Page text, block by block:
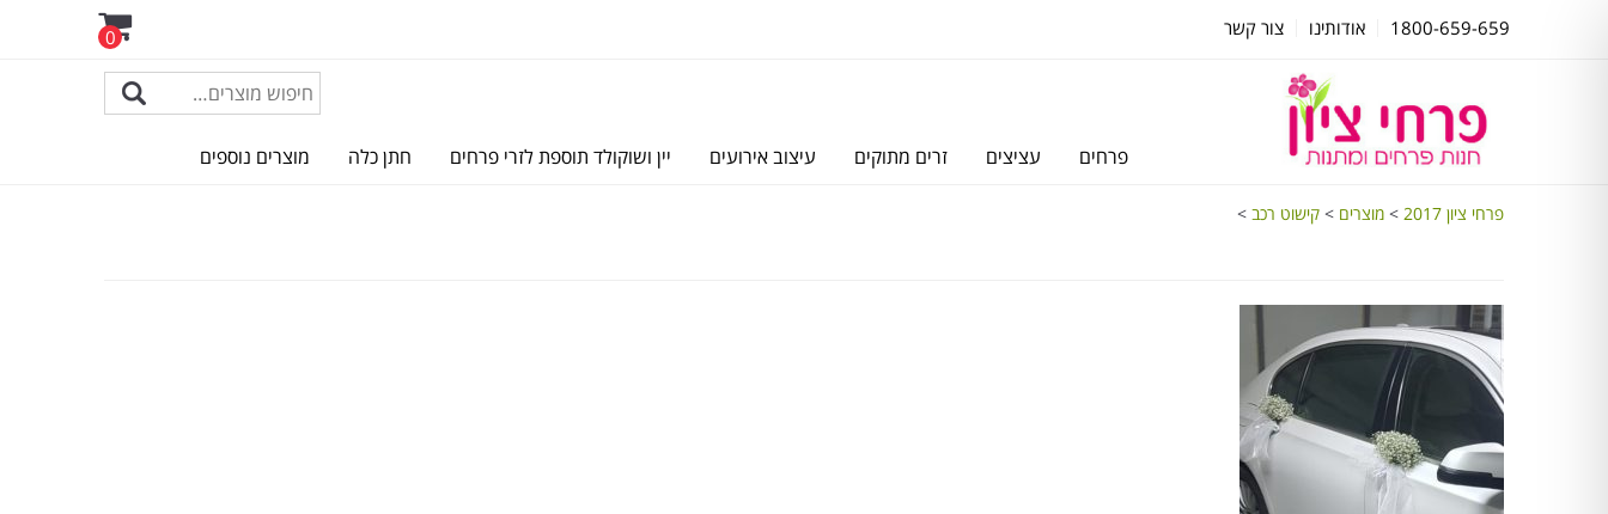
1800-659-659 אודותינו צור קשר 0
פרחים עציצים זרים מתוקים עיצוב אירועים יין ושוקולד תוספת לזרי פרחים חתן כלה מוצרים נוספים
פרחי ציון 2017 > מוצרים > קישוט רכב >